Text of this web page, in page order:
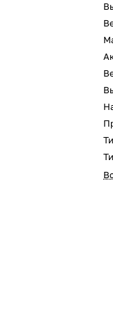
Получайте
Оставшиеся
с вашей